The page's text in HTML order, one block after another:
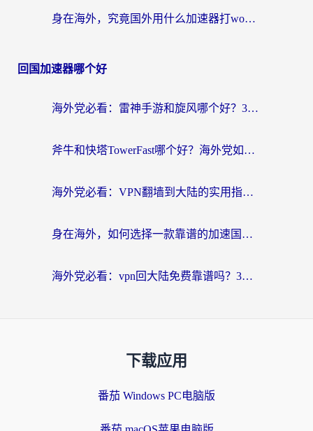
身在海外，究竟国外用什么加速器打wow好？
回国加速器哪个好
海外党必看：雷神手游和旋风哪个好？3分钟选对回国加速器，无缝刷国内剧玩游戏
斧牛和快塔TowerFast哪个好？海外党如何选对回国加速器
海外党必看：VPN翻墙到大陆的实用指南——从看CCTV5到选加速器，一篇全搞定
身在海外，如何选择一款靠谱的加速国内网络的加速器？
海外党必看：vpn回大陆免费靠谱吗？3步选对加速器实现无缝刷国内资源
下载应用
番茄 Windows PC电脑版